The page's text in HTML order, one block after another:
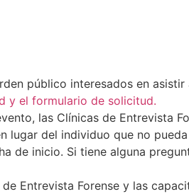
público interesados ​​en asistir
y el formulario de solicitud.
las Clínicas de Entrevista
lugar del individuo que no
de inicio. Si tiene alguna
Entrevista Forense y las